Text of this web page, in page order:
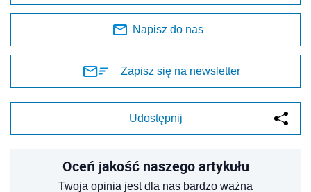
Napisz do nas
Zapisz się na newsletter
Udostępnij
Oceń jakość naszego artykułu
Twoja opinia jest dla nas bardzo ważna